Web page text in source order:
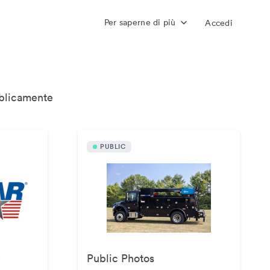
Per saperne di più Accedi
PUBLIC
Public Photos